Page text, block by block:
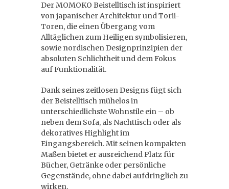
Der MOMOKO Beistelltisch ist inspiriert
von japanischer Architektur und Torii-
Toren, die einen Übergang vom
Alltäglichen zum Heiligen symbolisieren,
sowie nordischen Designprinzipien der
absoluten Schlichtheit und dem Fokus
auf Funktionalität.
Dank seines zeitlosen Designs fügt sich
der Beistelltisch mühelos in
unterschiedlichste Wohnstile ein – ob
neben dem Sofa, als Nachttisch oder als
dekoratives Highlight im
Eingangsbereich. Mit seinen kompakten
Maßen bietet er ausreichend Platz für
Bücher, Getränke oder persönliche
Gegenstände, ohne dabei aufdringlich zu
wirken.